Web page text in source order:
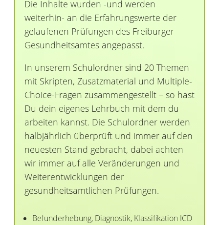
Die Inhalte wurden -und werden
weiterhin- an die Erfahrungswerte der
gelaufenen Prüfungen des Freiburger
Gesundheitsamtes angepasst.
In unserem Schulordner sind 20 Themen
mit Skripten, Zusatzmaterial und Multiple-
Choice-Fragen zusammengestellt – so hast
Du dein eigenes Lehrbuch mit dem du
arbeiten kannst. Die Schulordner werden
halbjährlich überprüft und immer auf den
neuesten Stand gebracht, dabei achten
wir immer auf alle Veränderungen und
Weiterentwicklungen der
gesundheitsamtlichen Prüfungen.
Befunderhebung, Diagnostik, Klassifikation ICD